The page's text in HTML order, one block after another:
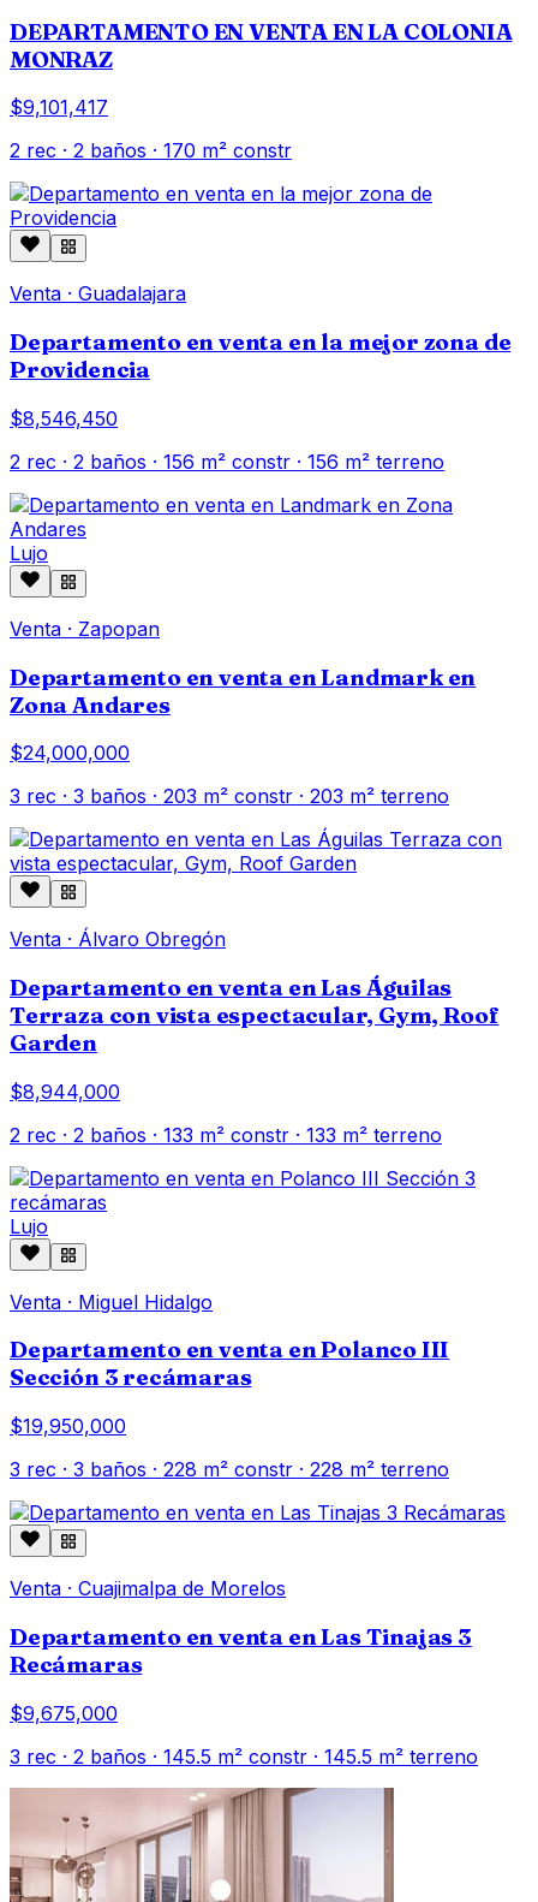
DEPARTAMENTO EN VENTA EN LA COLONIA
MONRAZ
$9,101,417
2 rec · 2 baños · 170 m² constr
Venta · Guadalajara
Departamento en venta en la mejor zona de
Providencia
$8,546,450
2 rec · 2 baños · 156 m² constr · 156 m² terreno
Lujo
Venta · Zapopan
Departamento en venta en Landmark en
Zona Andares
$24,000,000
3 rec · 3 baños · 203 m² constr · 203 m² terreno
Venta · Álvaro Obregón
Departamento en venta en Las Águilas
Terraza con vista espectacular, Gym, Roof
Garden
$8,944,000
2 rec · 2 baños · 133 m² constr · 133 m² terreno
Lujo
Venta · Miguel Hidalgo
Departamento en venta en Polanco III
Sección 3 recámaras
$19,950,000
3 rec · 3 baños · 228 m² constr · 228 m² terreno
Venta · Cuajimalpa de Morelos
Departamento en venta en Las Tinajas 3
Recámaras
$9,675,000
3 rec · 2 baños · 145.5 m² constr · 145.5 m² terreno